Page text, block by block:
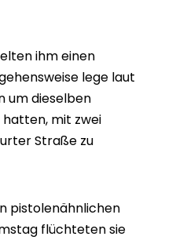
ihm einen
lege laut
um dieselben
hatten, mit zwei
Straße zu
pistolenähnlichen
flüchteten sie